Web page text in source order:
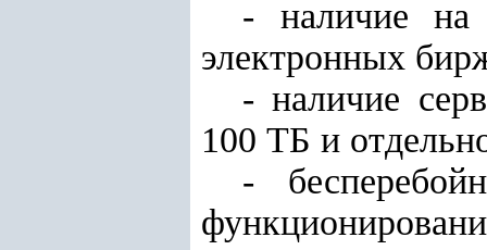
- наличие на
электронных
- наличие
100 ТБ и
-